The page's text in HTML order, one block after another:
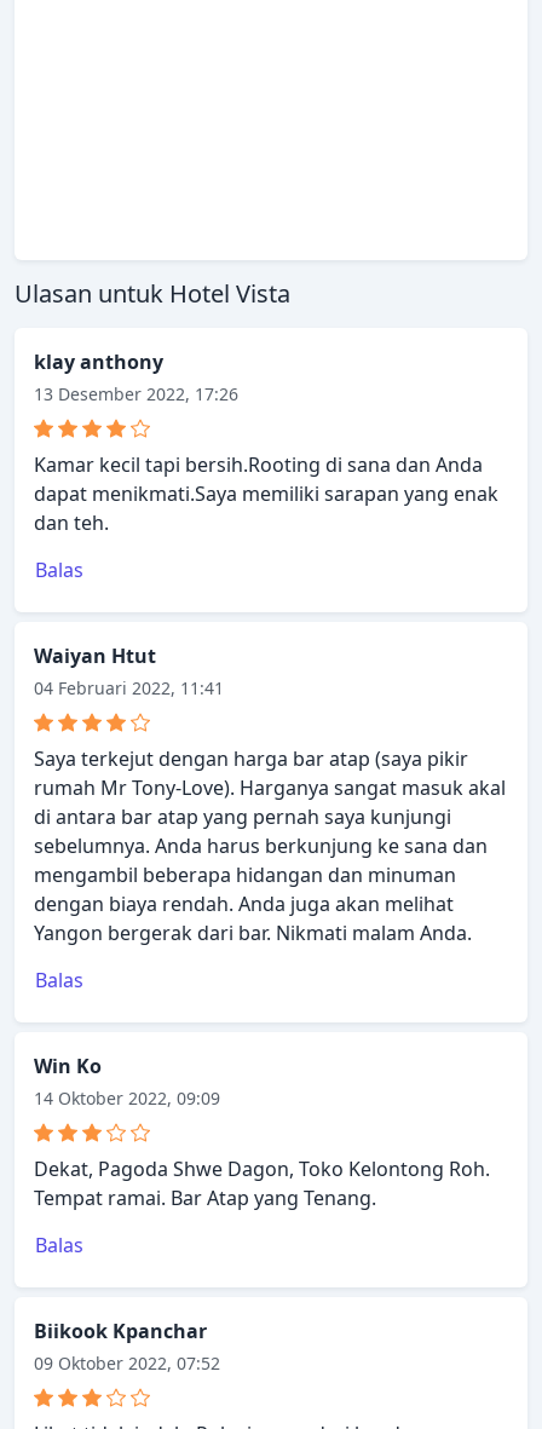
Ulasan untuk Hotel Vista
klay anthony
13 Desember 2022, 17:26
Kamar kecil tapi bersih.Rooting di sana dan Anda
dapat menikmati.Saya memiliki sarapan yang enak
dan teh.
Balas
Waiyan Htut
04 Februari 2022, 11:41
Saya terkejut dengan harga bar atap (saya pikir
rumah Mr Tony-Love). Harganya sangat masuk akal
di antara bar atap yang pernah saya kunjungi
sebelumnya. Anda harus berkunjung ke sana dan
mengambil beberapa hidangan dan minuman
dengan biaya rendah. Anda juga akan melihat
Yangon bergerak dari bar. Nikmati malam Anda.
Balas
Win Ko
14 Oktober 2022, 09:09
Dekat, Pagoda Shwe Dagon, Toko Kelontong Roh.
Tempat ramai. Bar Atap yang Tenang.
Balas
Biikook Kpanchar
09 Oktober 2022, 07:52